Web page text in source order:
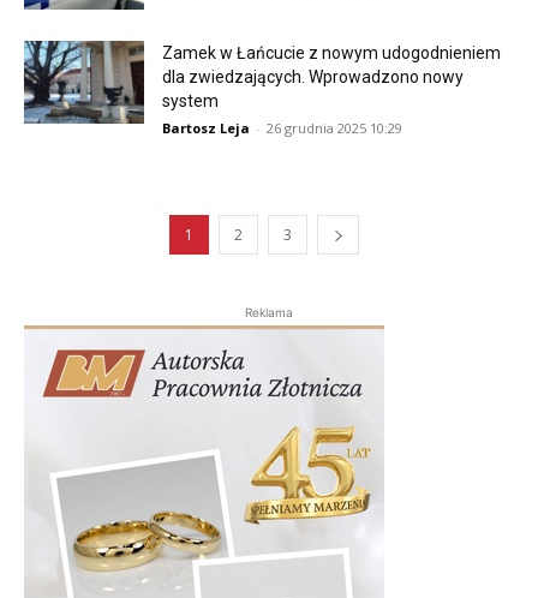
Zamek w Łańcucie z nowym udogodnieniem
dla zwiedzających. Wprowadzono nowy
system
Bartosz Leja - 26 grudnia 2025 10:29
1 2 3
Reklama